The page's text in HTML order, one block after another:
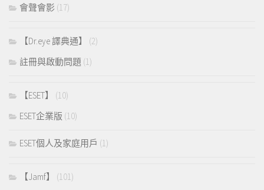
會聲會影 (17)
【Dr.eye 譯典通】
(2)
註冊與啟動問題 (1)
【ESET】
(10)
ESET企業版 (10)
ESET個人及家庭用戶 (1)
【Jamf】
(101)